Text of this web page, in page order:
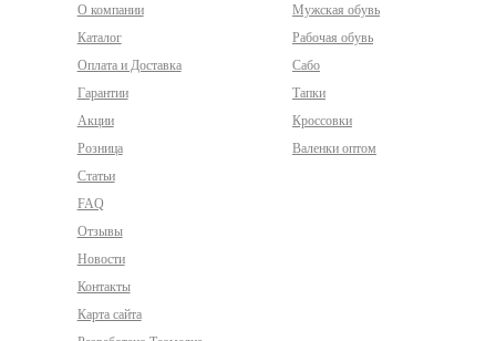
О компании
Каталог
Оплата и Доставка
Гарантии
Акции
Розница
Статьи
FAQ
Отзывы
Новости
Контакты
Карта сайта
Мужская обувь
Рабочая обувь
Сабо
Тапки
Кроссовки
Валенки оптом